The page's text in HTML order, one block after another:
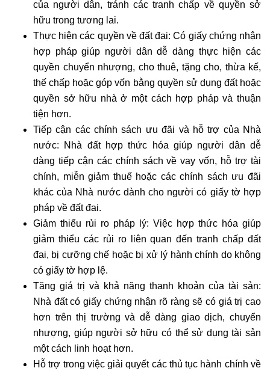
của người dân, tránh các tranh chấp về quyền sở
hữu trong tương lai.
Thực hiện các quyền về đất đai: Có giấy chứng nhận
hợp pháp giúp người dân dễ dàng thực hiện các
quyền chuyển nhượng, cho thuê, tặng cho, thừa kế,
thế chấp hoặc góp vốn bằng quyền sử dụng đất hoặc
quyền sở hữu nhà ở một cách hợp pháp và thuận
tiện hơn.
Tiếp cận các chính sách ưu đãi và hỗ trợ của Nhà
nước: Nhà đất hợp thức hóa giúp người dân dễ
dàng tiếp cận các chính sách về vay vốn, hỗ trợ tài
chính, miễn giảm thuế hoặc các chính sách ưu đãi
khác của Nhà nước dành cho người có giấy tờ hợp
pháp về đất đai.
Giảm thiểu rủi ro pháp lý: Việc hợp thức hóa giúp
giảm thiểu các rủi ro liên quan đến tranh chấp đất
đai, bị cưỡng chế hoặc bị xử lý hành chính do không
có giấy tờ hợp lệ.
Tăng giá trị và khả năng thanh khoản của tài sản:
Nhà đất có giấy chứng nhận rõ ràng sẽ có giá trị cao
hơn trên thị trường và dễ dàng giao dịch, chuyển
nhượng, giúp người sở hữu có thể sử dụng tài sản
một cách linh hoạt hơn.
Hỗ trợ trong việc giải quyết các thủ tục hành chính về